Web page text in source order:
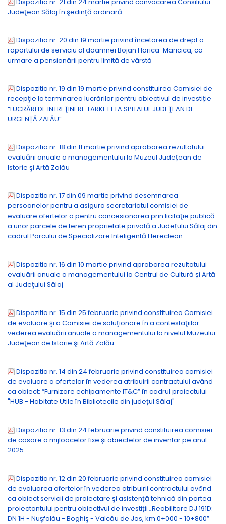
Judeţean Sălaj în şedinţă ordinară
Dispozitia nr. 20 din 19 martie privind încetarea de drept a
raportului de serviciu al doamnei Bojan Florica-Maricica, ca
urmare a pensionării pentru limită de vârstă
Dispozitia nr. 19 din 19 martie privind constituirea Comisiei de
recepţie la terminarea lucrărilor pentru obiectivul de investiție
“LUCRĂRI DE INTREŢINERE TARKETT LA SPITALUL JUDEŢEAN DE
URGENȚĂ ZALĂU”
Dispozitia nr. 18 din 11 martie privind aprobarea rezultatului
evaluării anuale a managementului la Muzeul Județean de
Istorie şi Artă Zalău
Dispozitia nr. 17 din 09 martie privind desemnarea
persoanelor pentru a asigura secretariatul comisiei de
evaluare ofertelor a pentru concesionarea prin licitaţie publică
a unor parcele de teren proprietate privată a Județului Sălaj din
cadrul Parcului de Specializare Inteligentă Hereclean
Dispozitia nr. 16 din 10 martie privind aprobarea rezultatului
evaluării anuale a managementului la Centrul de Cultură și Artă
al Judeţului Sălaj
Dispozitia nr. 15 din 25 februarie privind constituirea Comisiei
de evaluare şi a Comisiei de soluţionare în a contestaţiilor
vederea evaluării anuale a managementului la nivelul Muzeului
Judeţean de Istorie şi Artă Zalău
Dispozitia nr. 14 din 24 februarie privind constituirea comisiei
de evaluare a ofertelor în vederea atribuirii contractului având
ca obiect: “Furnizare echipamente IT&C” în cadrul proiectului
"HUB - Habitate Utile în Bibliotecile din județul Sălaj"
Dispozitia nr. 13 din 24 februarie privind constituirea comisiei
de casare a mijloacelor fixe și obiectelor de inventar pe anul
2025
Dispozitia nr. 12 din 20 februarie privind constituirea comisiei
de evaluarea ofertelor în vederea atribuirii contractului având
ca obiect servicii de proiectare şi asistență tehnică din partea
proiectantului pentru obiectivul de investiții „Reabilitare DJ 191D:
DN 1H - Nuşfalău - Boghiş - Valcău de Jos, km 0+000 - 10+800”